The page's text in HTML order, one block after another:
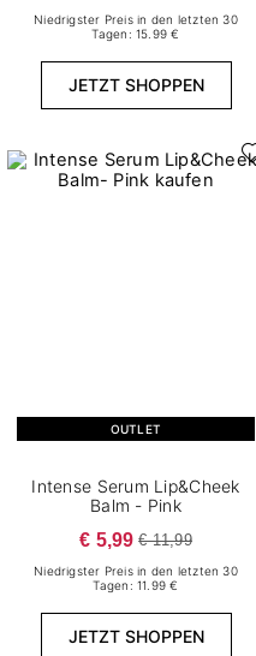
Niedrigster Preis in den letzten 30
Tagen: 15.99 €
JETZT SHOPPEN
OUTLET
Intense Serum Lip&Cheek
Balm - Pink
€ 5,99 € 11,99
Niedrigster Preis in den letzten 30
Tagen: 11.99 €
JETZT SHOPPEN